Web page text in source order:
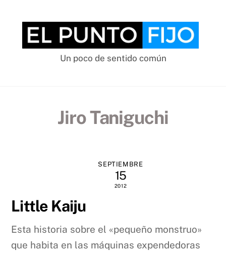
content
Un poco de sentido común
Jiro Taniguchi
SEPTIEMBRE
15
2012
Little Kaiju
Esta historia sobre el «pequeño monstruo»
que habita en las máquinas expendedoras